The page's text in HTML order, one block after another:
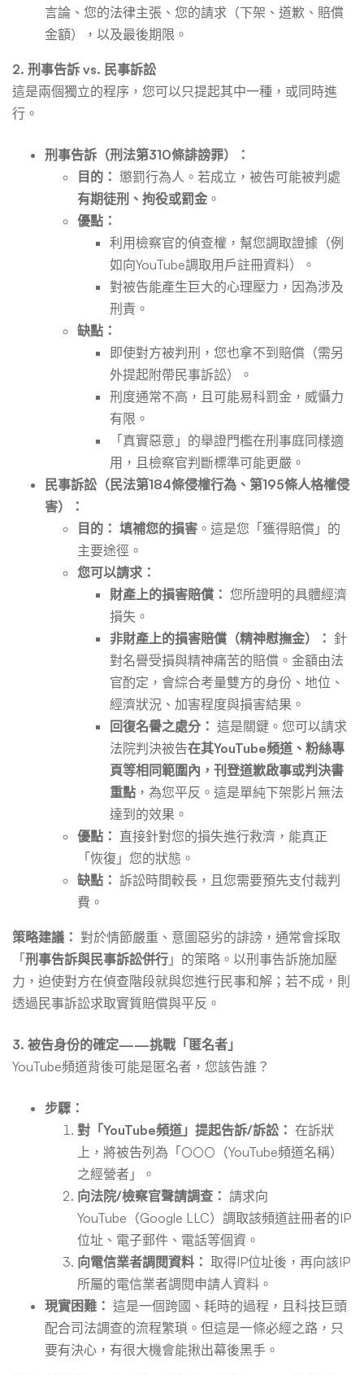
言論、您的法律主張、您的請求（下架、道歉、賠償
金額），以及最後期限。
2. 刑事告訴 vs. 民事訴訟
這是兩個獨立的程序，您可以只提起其中一種，或同時進
行。
刑事告訴（刑法第310條誹謗罪）：
目的： 懲罰行為人。若成立，被告可能被判處
有期徒刑、拘役或罰金 。
優點：
利用檢察官的偵查權，幫您調取證據（例
如向YouTube調取用戶註冊資料）。
對被告能產生巨大的心理壓力，因為涉及
刑責。
缺點：
即使對方被判刑，您也拿不到賠償（需另
外提起附帶民事訴訟）。
刑度通常不高，且可能易科罰金，威懾力
有限。
「真實惡意」的舉證門檻在刑事庭同樣適
用，且檢察官判斷標準可能更嚴。
民事訴訟（民法第184條侵權行為、第195條人格權侵
害）：
目的： 填補您的損害 。這是您「獲得賠償」的
主要途徑。
您可以請求：
財產上的損害賠償： 您所證明的具體經濟
損失。
非財產上的損害賠償（精神慰撫金）： 針
對名譽受損與精神痛苦的賠償。金額由法
官酌定，會綜合考量雙方的身份、地位、
經濟狀況、加害程度與損害結果。
回復名譽之處分： 這是關鍵。您可以請求
法院判決被告在其YouTube頻道、粉絲專
頁等相同範圍內，刊登道歉啟事或判決書
重點 ，為您平反。這是單純下架影片無法
達到的效果。
優點： 直接針對您的損失進行救濟，能真正
「恢復」您的狀態。
缺點： 訴訟時間較長，且您需要預先支付裁判
費。
策略建議： 對於情節嚴重、意圖惡劣的誹謗，通常會採取
「 刑事告訴與民事訴訟併行 」的策略。以刑事告訴施加壓
力，迫使對方在偵查階段就與您進行民事和解；若不成，則
透過民事訴訟求取實質賠償與平反。
3. 被告身份的確定——挑戰「匿名者」
YouTube頻道背後可能是匿名者，您該告誰？
步驟：
對「YouTube頻道」提起告訴/訴訟： 在訴狀
上，將被告列為「○○○（YouTube頻道名稱）
之經營者」。
向法院/檢察官聲請調查： 請求向
YouTube（Google LLC）調取該頻道註冊者的IP
位址、電子郵件、電話等個資。
向電信業者調閱資料： 取得IP位址後，再向該IP
所屬的電信業者調閱申請人資料。
現實困難： 這是一個跨國、耗時的過程，且科技巨頭
配合司法調查的流程繁瑣。但這是一條必經之路，只
要有決心，有很大機會能揪出幕後黑手。